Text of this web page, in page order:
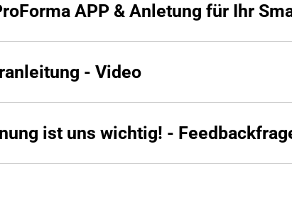
APP & Anletung für Ihr
- Video
ist uns wichtig! -